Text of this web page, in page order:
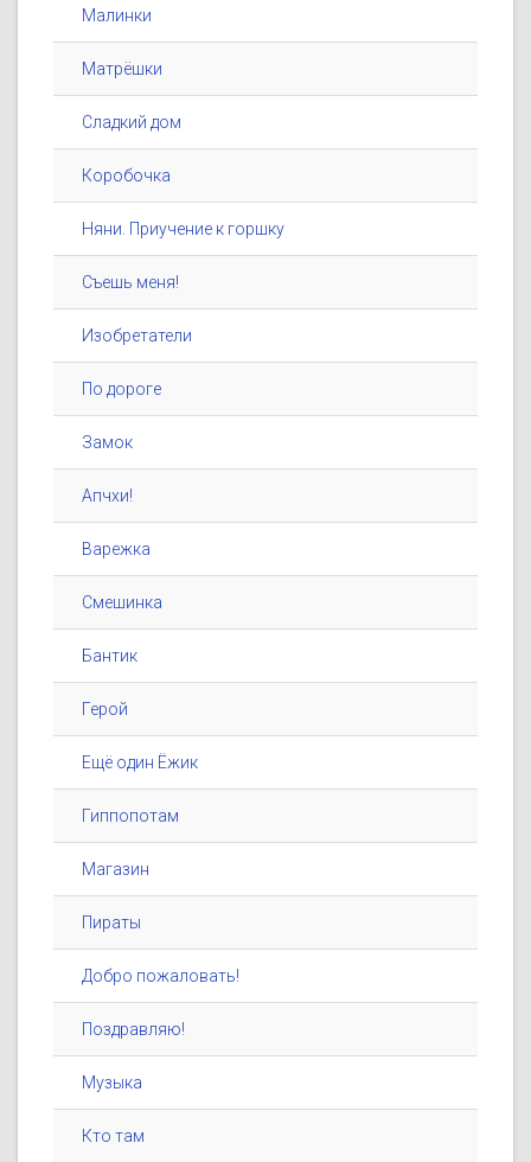
Малинки
Матрёшки
Сладкий дом
Коробочка
Няни. Приучение к горшку
Съешь меня!
Изобретатели
По дороге
Замок
Апчхи!
Варежка
Смешинка
Бантик
Герой
Ещё один Ёжик
Гиппопотам
Магазин
Пираты
Добро пожаловать!
Поздравляю!
Музыка
Кто там